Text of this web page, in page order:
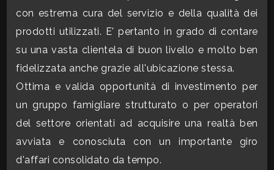
con estrema cura del servizio e della qualità dei
prodotti utilizzati. E' pertanto in grado di contare
su una vasta clientela di buon livello e molto ben
fidelizzata anche grazie all'ubicazione stessa.
Ottima e valida opportunità di investimento per
un gruppo famigliare strutturato o per operatori
del settore orientati ad acquisire una realtà ben
avviata e conosciuta con un importante giro
d'affari consolidato da tempo.
1
2
3
4